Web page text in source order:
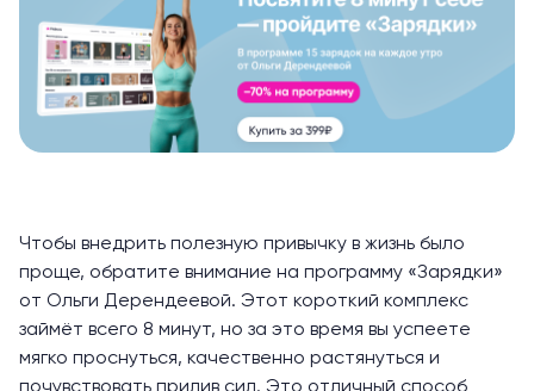
Чтобы внедрить полезную привычку в жизнь было
проще, обратите внимание на программу «Зарядки»
от Ольги Дерендеевой. Этот короткий комплекс
займёт всего 8 минут, но за это время вы успеете
мягко проснуться, качественно растянуться и